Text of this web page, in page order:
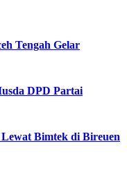
Tengah Gelar
DPD Partai
Bimtek di Bireuen